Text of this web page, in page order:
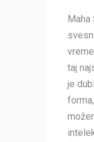
Maha
taj
je